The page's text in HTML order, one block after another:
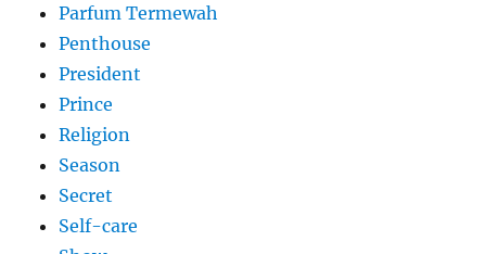
Parfum Termewah
Penthouse
President
Prince
Religion
Season
Secret
Self-care